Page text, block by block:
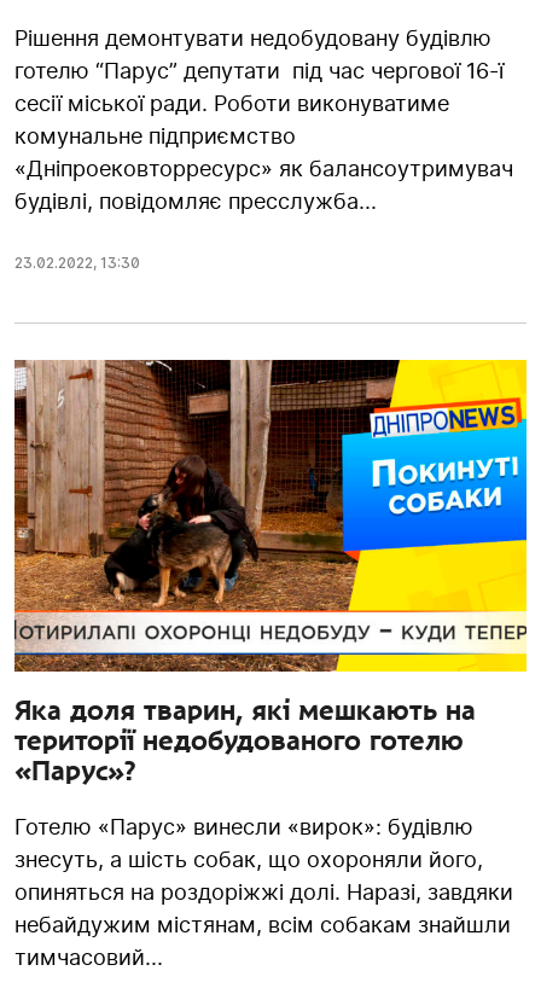
Рішення демонтувати недобудовану будівлю
готелю “Парус” депутати під час чергової 16-ї
сесії міської ради. Роботи виконуватиме
комунальне підприємство
«Дніпроековторресурс» як балансоутримувач
будівлі, повідомляє пресслужба...
23.02.2022, 13:30
Яка доля тварин, які мешкають на
території недобудованого готелю
«Парус»?
Готелю «Парус» винесли «вирок»: будівлю
знесуть, а шість собак, що охороняли його,
опиняться на роздоріжжі долі. Наразі, завдяки
небайдужим містянам, всім собакам знайшли
тимчасовий...